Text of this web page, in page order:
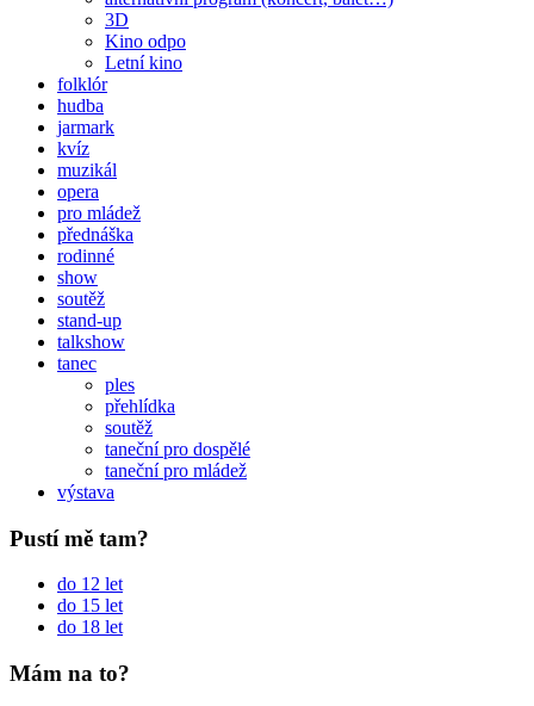
3D
Kino odpo
Letní kino
folklór
hudba
jarmark
kvíz
muzikál
opera
pro mládež
přednáška
rodinné
show
soutěž
stand-up
talkshow
tanec
ples
přehlídka
soutěž
taneční pro dospělé
taneční pro mládež
výstava
Pustí mě tam?
do 12 let
do 15 let
do 18 let
Mám na to?